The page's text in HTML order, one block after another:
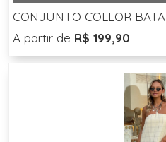
CONJUNTO COLLOR BATA
A partir de R$ 199,90